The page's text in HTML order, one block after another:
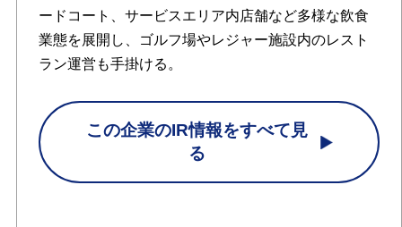
ードコート、サービスエリア内店舗など多様な飲食
業態を展開し、ゴルフ場やレジャー施設内のレスト
ラン運営も手掛ける。
この企業のIR情報をすべて見
る